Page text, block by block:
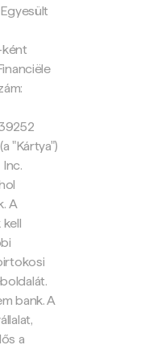
ként
"Kártya")
Inc.
A
kell
bank. A
a